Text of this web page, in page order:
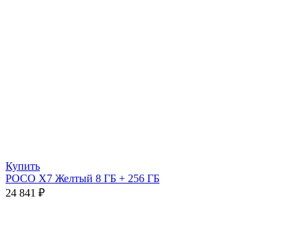
Купить
POCO X7 Желтый 8 ГБ + 256 ГБ
24 841 ₽